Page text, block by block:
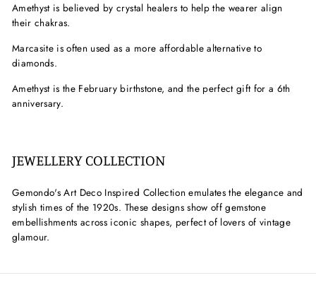
Amethyst is believed by crystal healers to help the wearer align
their chakras.
Marcasite is often used as a more affordable alternative to
diamonds.
Amethyst is the February birthstone, and the perfect gift for a 6th
anniversary.
JEWELLERY COLLECTION
Gemondo's Art Deco Inspired Collection emulates the elegance and
stylish times of the 1920s. These designs show off gemstone
embellishments across iconic shapes, perfect of lovers of vintage
glamour.